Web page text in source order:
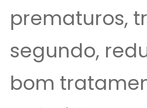
prematuros,
segundo,
bom